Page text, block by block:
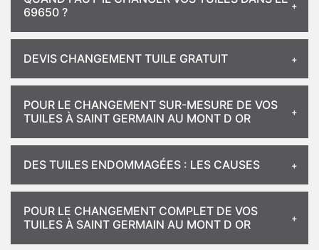
69650 ?
DEVIS CHANGEMENT TUILE GRATUIT
POUR LE CHANGEMENT SUR-MESURE DE VOS
TUILES À SAINT GERMAIN AU MONT D OR
DES TUILES ENDOMMAGÉES : LES CAUSES
POUR LE CHANGEMENT COMPLET DE VOS
TUILES À SAINT GERMAIN AU MONT D OR